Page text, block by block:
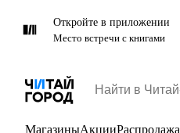
Откройте в приложении
Место встречи с книгами
МагазиныАкцииРаспродажа